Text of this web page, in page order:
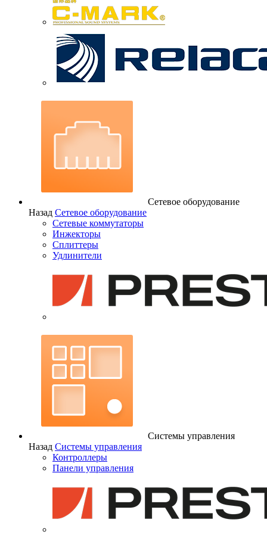
Сетевое оборудование
Назад Сетевое оборудование
Сетевые коммутаторы
Инжекторы
Сплиттеры
Удлинители
Системы управления
Назад Системы управления
Контроллеры
Панели управления